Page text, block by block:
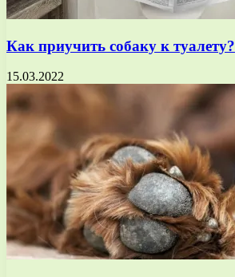
Как приучить собаку к туалету?
15.03.2022